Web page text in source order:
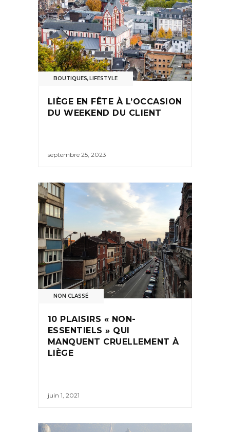
BOUTIQUES,LIFESTYLE
LIÈGE EN FÊTE À L’OCCASION
DU WEEKEND DU CLIENT
septembre 25, 2023
NON CLASSÉ
10 PLAISIRS « NON-
ESSENTIELS » QUI
MANQUENT CRUELLEMENT À
LIÈGE
juin 1, 2021